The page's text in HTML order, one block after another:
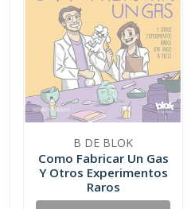
B DE BLOK
Como Fabricar Un Gas
Y Otros Experimentos
Raros